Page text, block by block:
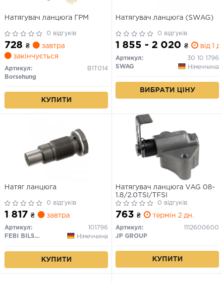
Натягувач ланцюга ГРМ
0 відгуків
728 ₴
завтра
закінчується
Артикул:
B1T014
Borsehung
КУПИТИ
Натягувач ланцюга (SWAG)
0 відгуків
1 855 - 2 020 ₴ від 1
Артикул:
30 10 1796
SWAG
Німеччина
ВИБРАТИ ЦІНУ
Натяг ланцюга
0 відгуків
1 817 ₴ завтра
Артикул:
101796
FEBI BILSTEIN
Німеччина
КУПИТИ
Натягувач ланцюга VAG 08-
1.8/2.0TSI/TFSI
0 відгуків
763 ₴ термін 2 дн.
Артикул:
1112600600
JP GROUP
КУПИТИ